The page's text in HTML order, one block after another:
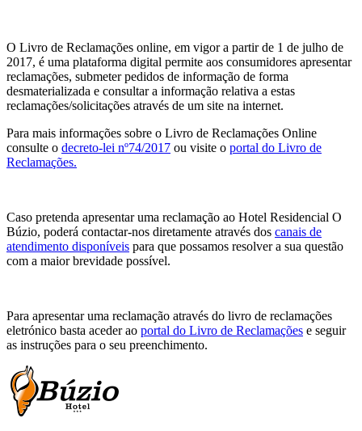
O Livro de Reclamações online, em vigor a partir de 1 de julho de
2017, é uma plataforma digital permite aos consumidores apresentar
reclamações, submeter pedidos de informação de forma
desmaterializada e consultar a informação relativa a estas
reclamações/solicitações através de um site na internet.
Para mais informações sobre o Livro de Reclamações Online
consulte o decreto-lei nº74/2017 ou visite o portal do Livro de
Reclamações.
Caso pretenda apresentar uma reclamação ao Hotel Residencial O
Búzio, poderá contactar-nos diretamente através dos canais de
atendimento disponíveis para que possamos resolver a sua questão
com a maior brevidade possível.
Para apresentar uma reclamação através do livro de reclamações
eletrónico basta aceder ao portal do Livro de Reclamações e seguir
as instruções para o seu preenchimento.